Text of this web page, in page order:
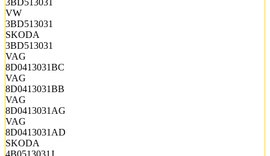
VW
3BD513031
SKODA
3BD513031
VAG
8D0413031BC
VAG
8D0413031BB
VAG
8D0413031AG
VAG
8D0413031AD
SKODA
4B0513031J